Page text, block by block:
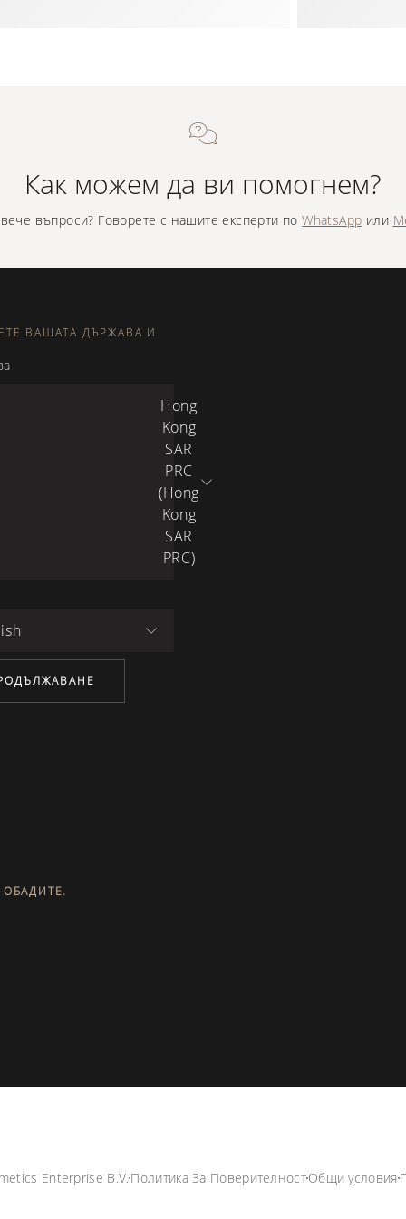
Как можем да ви помогнем?
въпроси? Говорете с нашите експерти по WhatsApp или
ВАШАТА ДЪРЖАВА И
Hong
Kong
SAR
PRC
(Hong
Kong
SAR
PRC)
Enterprise B.V.Политика За ПоверителностОбщи условия